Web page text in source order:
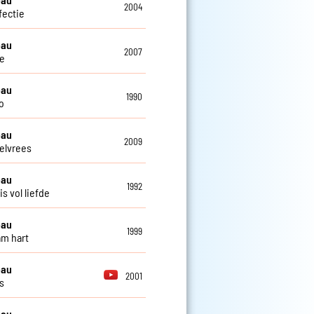
2004
2007
1990
2009
vol liefde
1992
hart
1999
2001